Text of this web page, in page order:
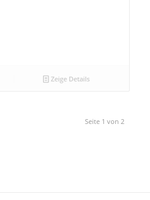
Zeige Details
Seite 1 von 2